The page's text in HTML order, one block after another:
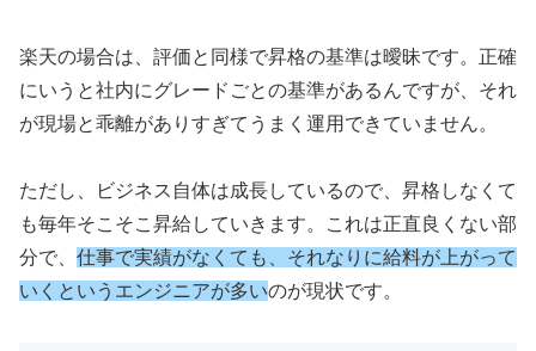
楽天の場合は、評価と同様で昇格の基準は曖昧です。正確
にいうと社内にグレードごとの基準があるんですが、それ
が現場と乖離がありすぎてうまく運用できていません。
ただし、ビジネス自体は成長しているので、昇格しなくて
も毎年そこそこ昇給していきます。これは正直良くない部
分で、 仕事で実績がなくても、それなりに給料が上がって
いくというエンジニアが多いのが現状です。